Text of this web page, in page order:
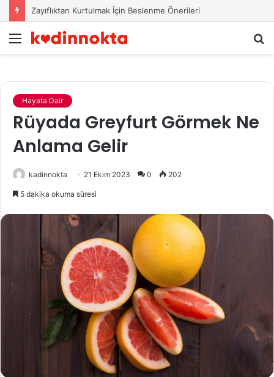
Zayıflıktan Kurtulmak İçin Beslenme Önerileri
Menü
Hayata Dair
Rüyada Greyfurt Görmek Ne
Anlama Gelir
kadinnokta 21 Ekim 2023 0 202
5 dakika okuma süresi